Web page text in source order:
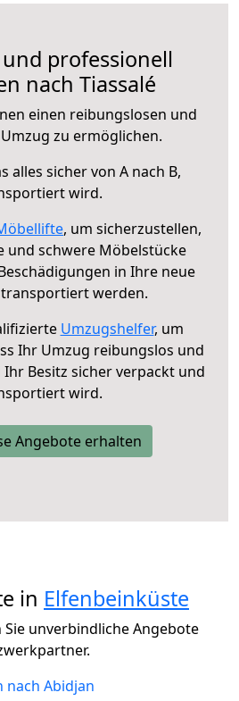
professionell
nach Tiassalé
einen reibungslosen und
zu ermöglichen.
alles sicher von A nach B,
wird.
, um sicherzustellen,
und schwere Möbelstücke
in Ihre neue
werden.
Umzugshelfer, um
Ihr Umzug reibungslos und
Besitz sicher verpackt und
wird.
Angebote erhalten
in Elfenbeinküste
unverbindliche Angebote
nach Abidjan